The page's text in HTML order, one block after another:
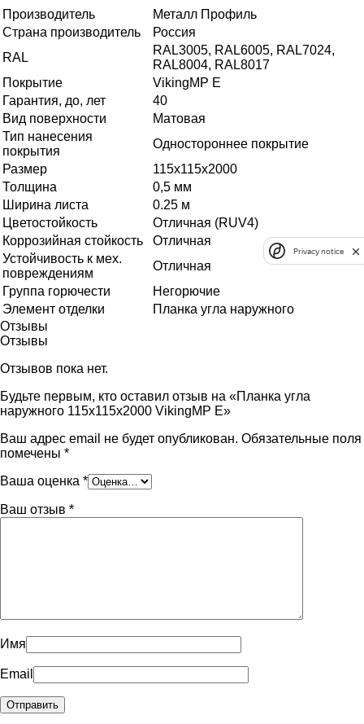
Производитель
Металл Профиль
Страна производитель
Россия
RAL
RAL3005, RAL6005, RAL7024,
RAL8004, RAL8017
Покрытие
VikingMP E
Гарантия, до, лет
40
Вид поверхности
Матовая
Тип нанесения
покрытия
Одностороннее покрытие
Размер
115х115х2000
Толщина
0,5 мм
Ширина листа
0.25 м
Цветостойкость
Отличная (RUV4)
Коррозийная стойкость
Отличная
Устойчивость к мех.
повреждениям
Отличная
Группа горючести
Негорючие
Элемент отделки
Планка угла наружного
Отзывы
Отзывы
Отзывов пока нет.
Будьте первым, кто оставил отзыв на «Планка угла
наружного 115х115х2000 VikingMP E»
Ваш адрес email не будет опубликован. Обязательные поля
помечены *
Ваша оценка *
Ваш отзыв *
Имя
Email
Privacy notice